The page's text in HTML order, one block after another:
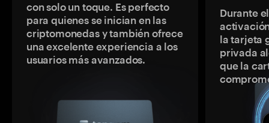
con solo un toque. Es perfecto
para quienes se inician en las
criptomonedas y también ofrece
una excelente experiencia a los
usuarios más avanzados.
Durante
la tarjeta
privada
que la